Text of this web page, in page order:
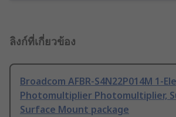
ลิงก์ที่เกี่ยวข้อง
Broadcom AFBR-S4N22P014M 1-
Photomultiplier Photomultiplier,
Surface Mount package